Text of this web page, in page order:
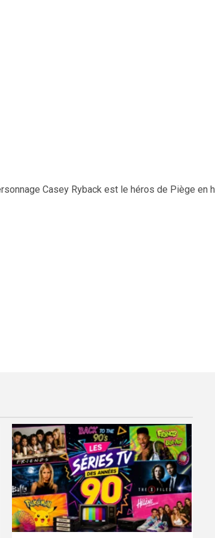
Casey Ryback est le héros de Piège en